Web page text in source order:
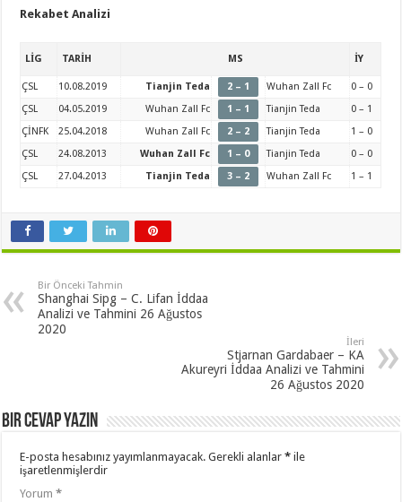
Rekabet Analizi
LİG TARİH MS İY
ÇSL 10.08.2019 Tianjin Teda 2 – 1 Wuhan Zall Fc
0 – 0
ÇSL
04.05.2019 Wuhan Zall Fc 1 – 1 Tianjin Teda
0 – 1
ÇİNFK
25.04.2018 Wuhan Zall Fc 2 – 2 Tianjin Teda
1 – 0
ÇSL
24.08.2013 Wuhan Zall Fc 1 – 0 Tianjin Teda
0 – 0
ÇSL
27.04.2013 Tianjin Teda 3 – 2 Wuhan Zall Fc 1 – 1
Bir Önceki Tahmin
Shanghai Sipg – C. Lifan İddaa
Analizi ve Tahmini 26 Ağustos
2020
İleri
Stjarnan Gardabaer – KA
Akureyri İddaa Analizi ve Tahmini
26 Ağustos 2020
Bir cevap yazın
E-posta hesabınız yayımlanmayacak. Gerekli alanlar* ile
işaretlenmişlerdir
Yorum*